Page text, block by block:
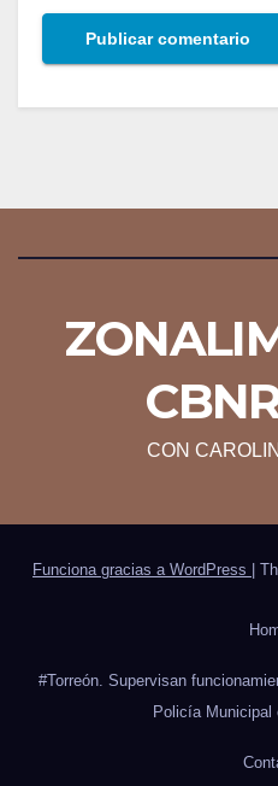
CON
Funciona gracias a WordPress
#Torreón. Supervisan
Policía Municipal